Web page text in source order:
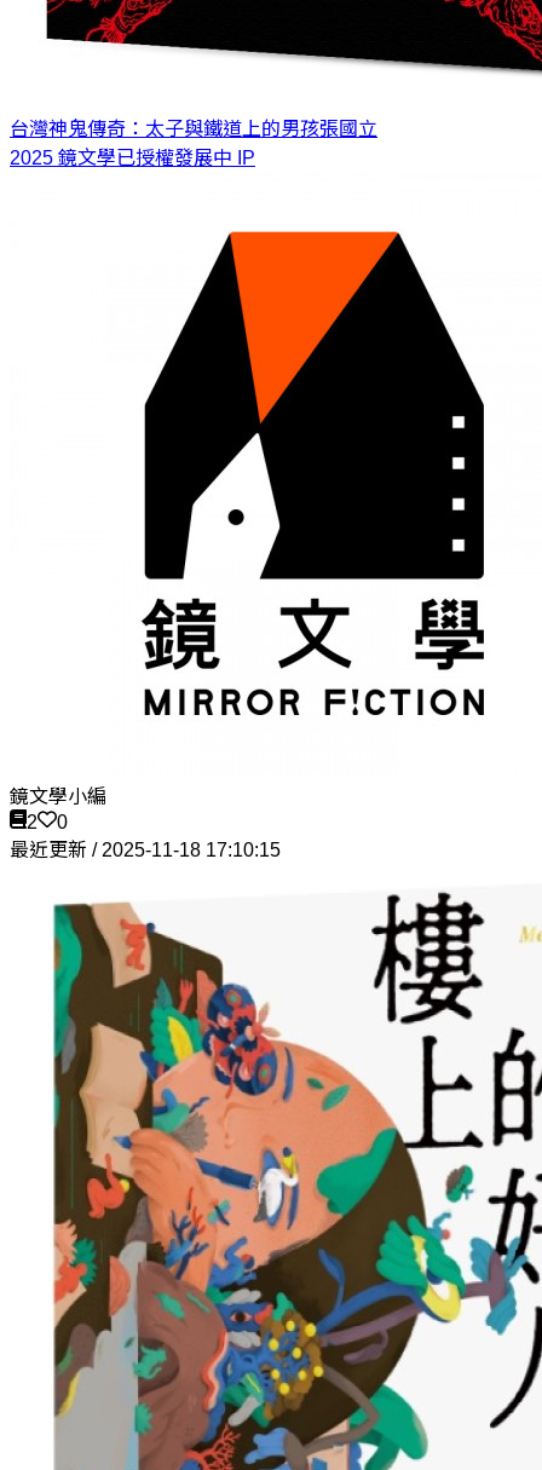
台灣神鬼傳奇：太子與鐵道上的男孩張國立
2025 鏡文學已授權發展中 IP
鏡文學小編
2
0
最近更新 / 2025-11-18 17:10:15